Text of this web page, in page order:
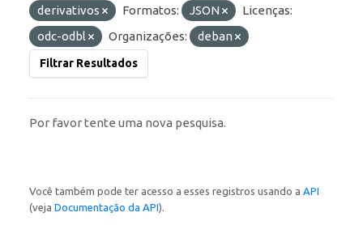
derivativos
Formatos: JSON
Licenças:
odc-odbl
Organizações: deban
Filtrar Resultados
Por favor tente uma nova pesquisa.
Você também pode ter acesso a esses registros usando a API
(veja Documentação da API).